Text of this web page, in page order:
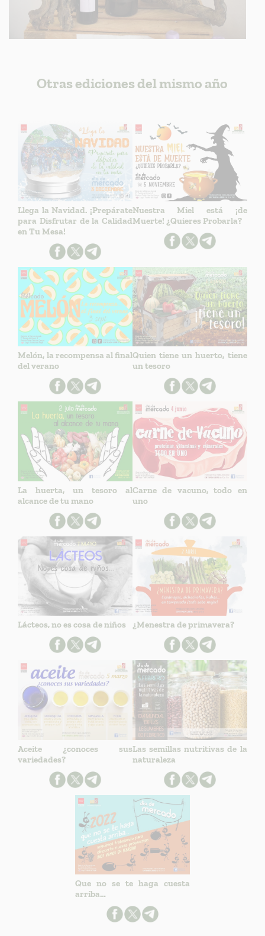
Otras ediciones del mismo año
Llega la Navidad. ¡Prepárate
para Disfrutar de la Calidad
en Tu Mesa!
Nuestra Miel está ¡de
Muerte! ¿Quieres Probarla?
Melón, la recompensa al final
del verano
Quien tiene un huerto, tiene
un tesoro
La huerta, un tesoro al
alcance de tu mano
Carne de vacuno, todo en
uno
Lácteos, no es cosa de niños ¿Menestra de primavera?
Aceite ¿conoces sus
variedades?
Las semillas nutritivas de la
naturaleza
Que no se te haga cuesta
arriba…